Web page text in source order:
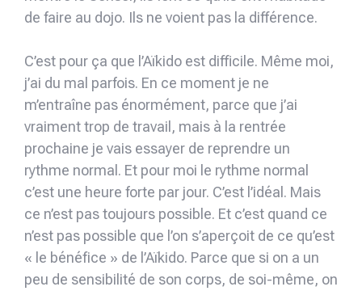
de faire au dojo. Ils ne voient pas la différence.
C’est pour ça que l’Aïkido est difficile. Même moi,
j’ai du mal parfois. En ce moment je ne
m’entraîne pas énormément, parce que j’ai
vraiment trop de travail, mais à la rentrée
prochaine je vais essayer de reprendre un
rythme normal. Et pour moi le rythme normal
c’est une heure forte par jour. C’est l’idéal. Mais
ce n’est pas toujours possible. Et c’est quand ce
n’est pas possible que l’on s’aperçoit de ce qu’est
« le bénéfice » de l’Aïkido. Parce que si on a un
peu de sensibilité de son corps, de soi-même, on